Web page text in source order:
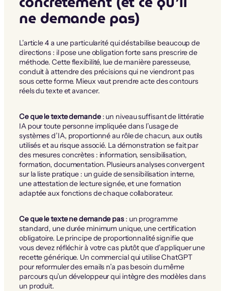
ne demande pas)
L’article 4 a une particularité qui déstabilise beaucoup de
directions : il pose une obligation forte sans prescrire de
méthode. Cette flexibilité, lue de manière paresseuse,
conduit à attendre des précisions qui ne viendront pas
sous cette forme. Mieux vaut prendre acte des contours
réels du texte et avancer.
Ce que le texte demande: un niveau suffisant de littératie
IA pour toute personne impliquée dans l’usage de
systèmes d’IA, proportionné au rôle de chacun, aux outils
utilisés et au risque associé. La démonstration se fait par
des mesures concrètes : information, sensibilisation,
formation, documentation. Plusieurs analyses convergent
sur la liste pratique : un guide de sensibilisation interne,
une attestation de lecture signée, et une formation
adaptée aux fonctions de chaque collaborateur.
Ce que le texte ne demande pas : un programme
standard, une durée minimum unique, une certification
obligatoire. Le principe de proportionnalité signifie que
vous devez réfléchir à votre cas plutôt que d’appliquer une
recette générique. Un commercial qui utilise ChatGPT
pour reformuler des emails n’a pas besoin du même
parcours qu’un développeur qui intègre des modèles dans
un produit.